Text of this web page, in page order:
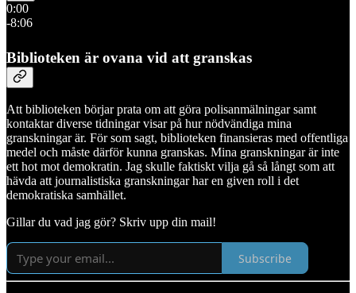
0:00
-8:06
Biblioteken är ovana vid att granskas
Att biblioteken börjar prata om att göra polisanmälningar samt
kontaktar diverse tidningar visar på hur nödvändiga mina
granskningar är. För som sagt, biblioteken finansieras med offentliga
medel och måste därför kunna granskas. Mina granskningar är inte
ett hot mot demokratin. Jag skulle faktiskt vilja gå så långt som att
hävda att journalistiska granskningar har en given roll i det
demokratiska samhället.
Gillar du vad jag gör? Skriv upp din mail!
Subscribe